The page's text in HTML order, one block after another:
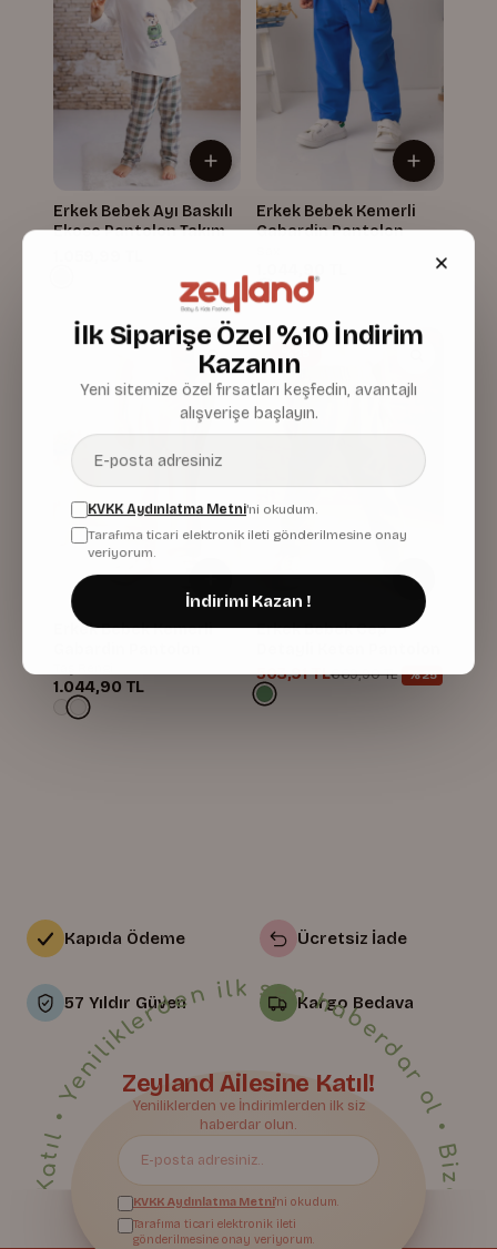
Erkek Bebek Ayı Baskılı
Ekose Pantolon Takım
Erkek Bebek Kemerli
Gabardin Pantolon
Erkek Bebek Kemerli
1.044,90 TL
Erkek Bebek Cep
503,91 TL669,90 TL %25
Kapıda Ödeme
57 Yıldır Güven
Ücretsiz İade
Kargo Bedava
Bize Katıl• Yeniliklerden ilk sen haberdar ol • Bize Katıl • Yeniliklerden ilk sen haberdar ol • Bize Katıl • Yeniliklerden ilk sen haberdar ol • Bize Katıl • Yeniliklerden ilk sen haberdar ol • Bize Katıl • Yeniliklerden ilk sen haberdar ol • Bize Katıl • Yeniliklerden ilk sen haberdar ol • Bize Katıl • Yeniliklerden ilk sen haberdar ol • Bize Katıl • Yeniliklerden ilk sen haberdar ol • Bize Katıl • Yeniliklerden ilk sen haberdar ol • Bize Katıl • Yeniliklerden ilk sen haberdar ol • Bize Katıl • Yeniliklerden ilk sen haberdar ol • Bize Katıl • Yeniliklerden ilk sen haberdar ol • Bize Katıl • Yeniliklerden ilk sen haberdar ol • Bize Katıl • Yeniliklerden ilk sen haberdar ol • Bize Katıl • Yeniliklerden ilk sen haberdar ol • Bize Katıl • Yeniliklerden ilk sen haberdar ol • Bize Katıl • Yeniliklerden ilk sen haberdar ol • Bize Katıl • Yeniliklerden ilk sen haberdar ol • Bize Katıl • Yeniliklerden ilk sen haberdar ol •
Zeyland Ailesine Katıl!
Yeniliklerden ve İndirimlerden ilk siz
haberdar olun.
KVKK Aydınlatma Metni'ni okudum.
Tarafıma ticari elektronik ileti
gönderilmesine onay veriyorum.
İlk Siparişe Özel %10 İndirim
Kazanın
Yeni sitemize özel fırsatları keşfedin, avantajlı
alışverişe başlayın.
KVKK Aydınlatma Metni'ni okudum.
Tarafıma ticari elektronik ileti gönderilmesine onay
veriyorum.
İndirimi Kazan !